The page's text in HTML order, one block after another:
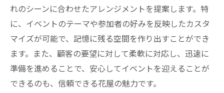
れのシーンに合わせたアレンジメントを提案します。特
に、イベントのテーマや参加者の好みを反映したカスタ
マイズが可能で、記憶に残る空間を作り出すことができ
ます。また、顧客の要望に対して柔軟に対応し、迅速に
準備を進めることで、安心してイベントを迎えることが
できるのも、信頼できる花屋の魅力です。